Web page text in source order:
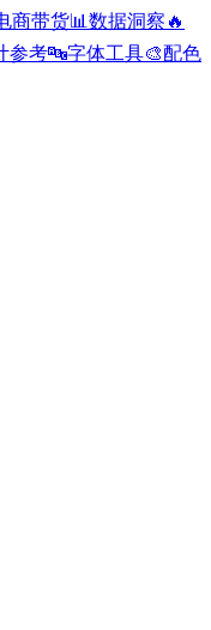
商带货📊 数据洞察 🔥
参考🔤字体工具🎨配色